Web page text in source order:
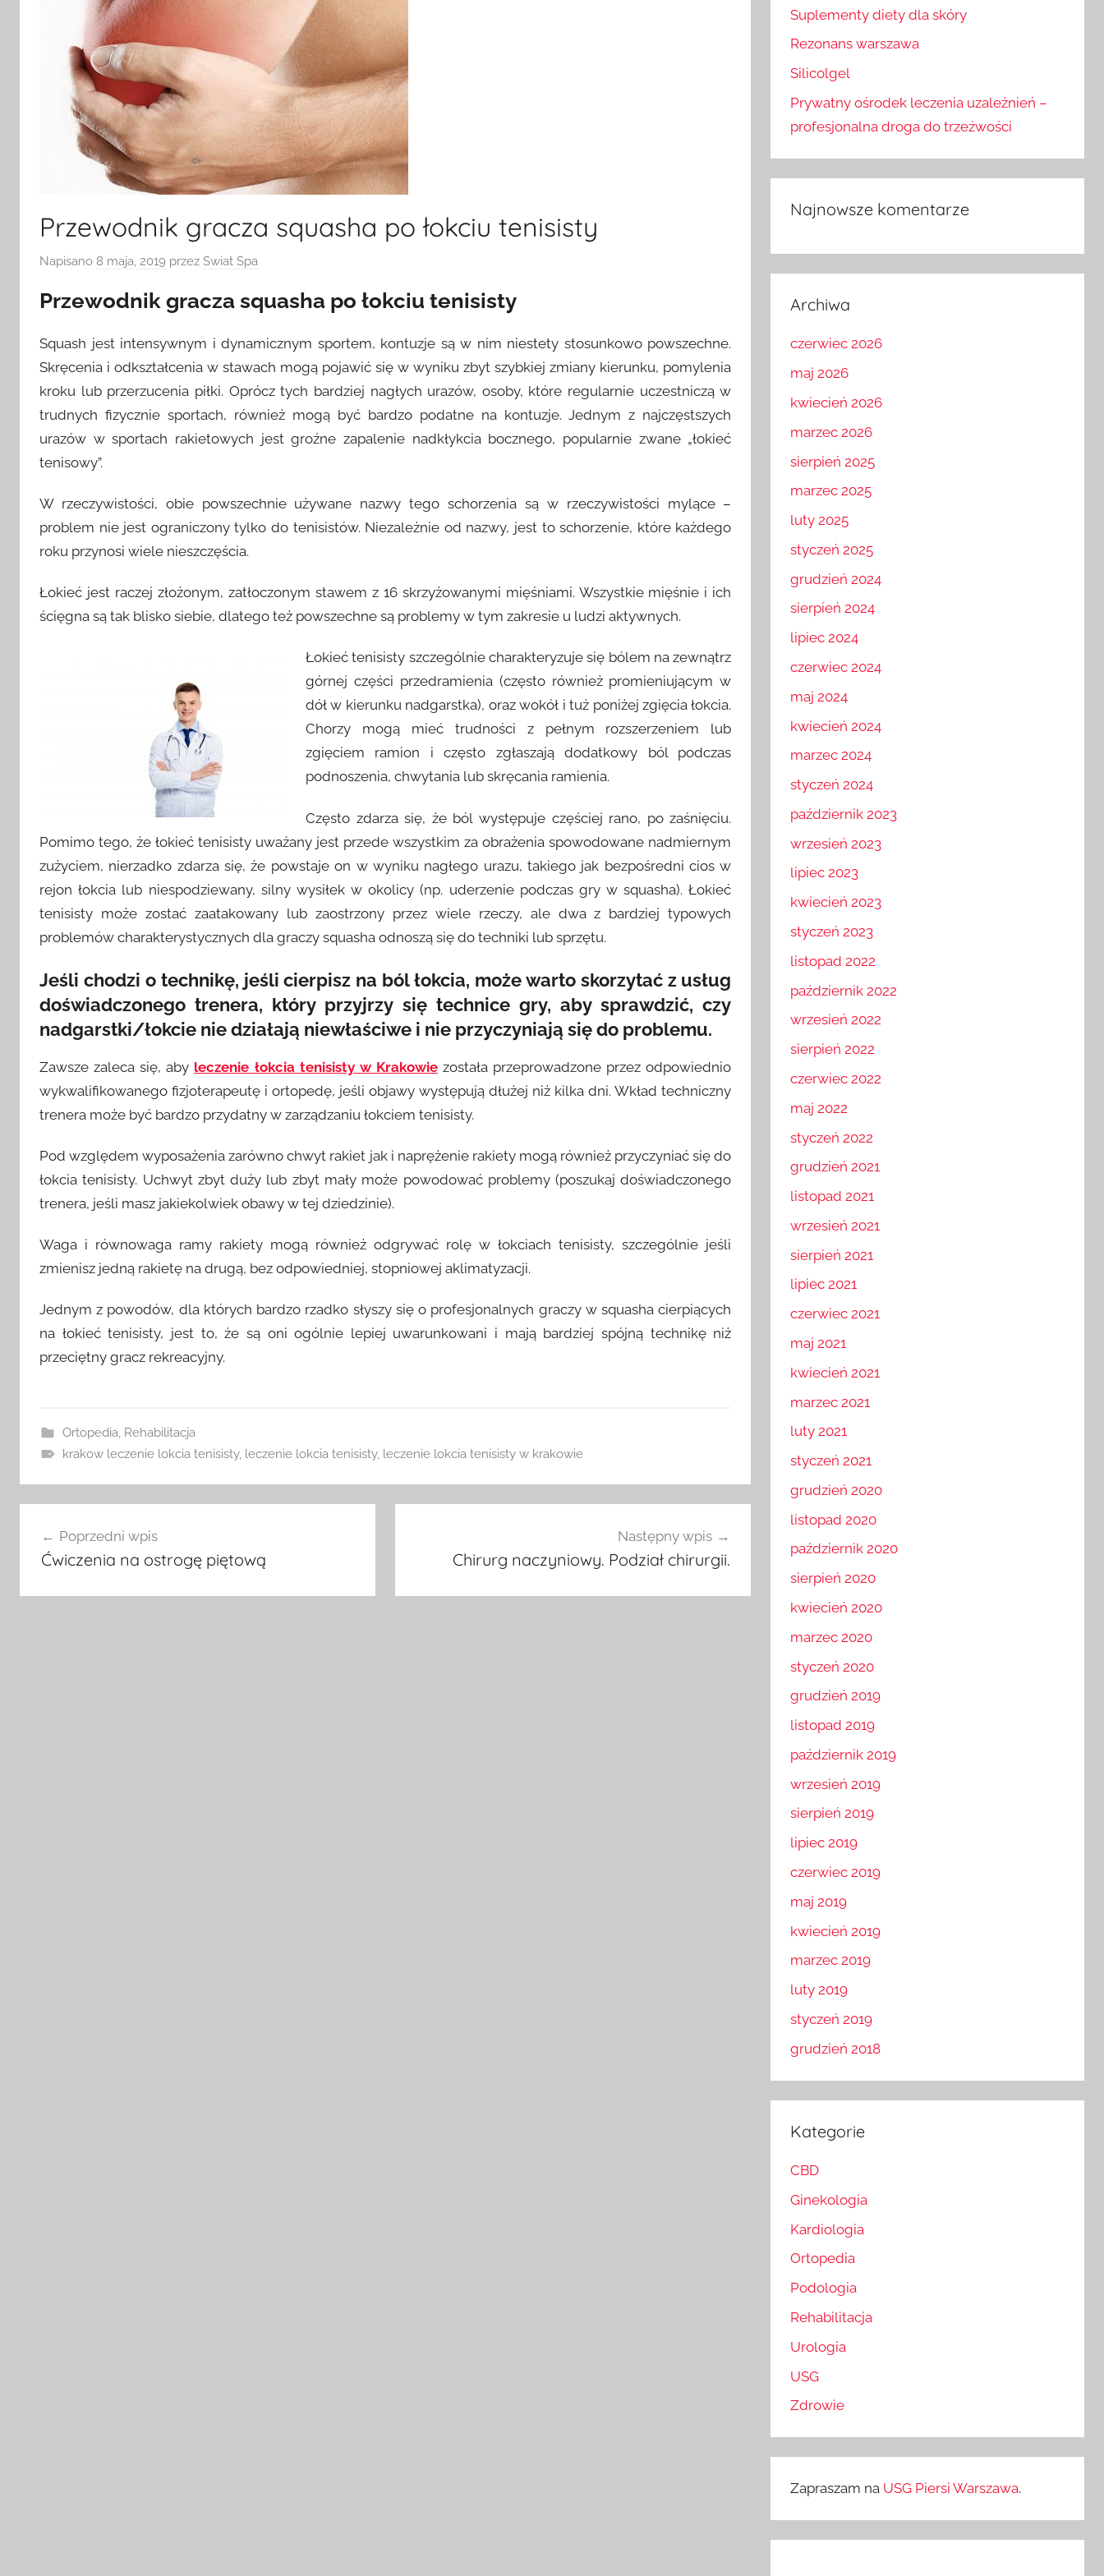
Przewodnik gracza squasha po łokciu tenisisty
Napisano 8 maja, 2019 przez Swiat Spa
Przewodnik gracza squasha po łokciu tenisisty
Squash jest intensywnym i dynamicznym sportem, kontuzje są w nim niestety stosunkowo powszechne.
Skręcenia i odkształcenia w stawach mogą pojawić się w wyniku zbyt szybkiej zmiany kierunku, pomylenia
kroku lub przerzucenia piłki. Oprócz tych bardziej nagłych urazów, osoby, które regularnie uczestniczą w
trudnych fizycznie sportach, również mogą być bardzo podatne na kontuzje. Jednym z najczęstszych
urazów w sportach rakietowych jest groźne zapalenie nadkłykcia bocznego, popularnie zwane „łokieć
tenisowy”.
W rzeczywistości, obie powszechnie używane nazwy tego schorzenia są w rzeczywistości mylące –
problem nie jest ograniczony tylko do tenisistów. Niezależnie od nazwy, jest to schorzenie, które każdego
roku przynosi wiele nieszczęścia.
Łokieć jest raczej złożonym, zatłoczonym stawem z 16 skrzyżowanymi mięśniami. Wszystkie mięśnie i ich
ścięgna są tak blisko siebie, dlatego też powszechne są problemy w tym zakresie u ludzi aktywnych.
Łokieć tenisisty szczególnie charakteryzuje się bólem na zewnątrz
górnej części przedramienia (często również promieniującym w
dół w kierunku nadgarstka), oraz wokół i tuż poniżej zgięcia łokcia.
Chorzy mogą mieć trudności z pełnym rozszerzeniem lub
zgięciem ramion i często zgłaszają dodatkowy ból podczas
podnoszenia, chwytania lub skręcania ramienia.
Często zdarza się, że ból występuje częściej rano, po zaśnięciu.
Pomimo tego, że łokieć tenisisty uważany jest przede wszystkim za obrażenia spowodowane nadmiernym
zużyciem, nierzadko zdarza się, że powstaje on w wyniku nagłego urazu, takiego jak bezpośredni cios w
rejon łokcia lub niespodziewany, silny wysiłek w okolicy (np. uderzenie podczas gry w squasha). Łokieć
tenisisty może zostać zaatakowany lub zaostrzony przez wiele rzeczy, ale dwa z bardziej typowych
problemów charakterystycznych dla graczy squasha odnoszą się do techniki lub sprzętu.
Jeśli chodzi o technikę, jeśli cierpisz na ból łokcia, może warto skorzytać z usług
doświadczonego trenera, który przyjrzy się technice gry, aby sprawdzić, czy
nadgarstki/łokcie nie działają niewłaściwe i nie przyczyniają się do problemu.
Zawsze zaleca się, aby leczenie łokcia tenisisty w Krakowiezostała przeprowadzone przez odpowiednio
wykwalifikowanego fizjoterapeutę i ortopedę, jeśli objawy występują dłużej niż kilka dni. Wkład techniczny
trenera może być bardzo przydatny w zarządzaniu łokciem tenisisty.
Pod względem wyposażenia zarówno chwyt rakiet jak i naprężenie rakiety mogą również przyczyniać się do
łokcia tenisisty. Uchwyt zbyt duży lub zbyt mały może powodować problemy (poszukaj doświadczonego
trenera, jeśli masz jakiekolwiek obawy w tej dziedzinie).
Waga i równowaga ramy rakiety mogą również odgrywać rolę w łokciach tenisisty, szczególnie jeśli
zmienisz jedną rakietę na drugą, bez odpowiedniej, stopniowej aklimatyzacji.
Jednym z powodów, dla których bardzo rzadko słyszy się o profesjonalnych graczy w squasha cierpiących
na łokieć tenisisty, jest to, że są oni ogólnie lepiej uwarunkowani i mają bardziej spójną technikę niż
przeciętny gracz rekreacyjny.
Ortopedia Rehabilitacja
krakow leczenie lokcia tenisisty, leczenie lokcia tenisisty, leczenie lokcia tenisisty w krakowie
wpisuPoprzedni wpis
Ćwiczenia na ostrogę piętową
Następny wpis
Chirurg naczyniowy. Podział chirurgii.
Suplementy diety dla skóry
Rezonans warszawa
Silicolgel
Prywatny ośrodek leczenia uzależnień –
profesjonalna droga do trzeźwości
Najnowsze komentarze
Archiwa
czerwiec 2026
maj 2026
kwiecień 2026
marzec 2026
sierpień 2025
marzec 2025
luty 2025
styczeń 2025
grudzień 2024
sierpień 2024
lipiec 2024
czerwiec 2024
maj 2024
kwiecień 2024
marzec 2024
styczeń 2024
październik 2023
wrzesień 2023
lipiec 2023
kwiecień 2023
styczeń 2023
listopad 2022
październik 2022
wrzesień 2022
sierpień 2022
czerwiec 2022
maj 2022
styczeń 2022
grudzień 2021
listopad 2021
wrzesień 2021
sierpień 2021
lipiec 2021
czerwiec 2021
maj 2021
kwiecień 2021
marzec 2021
luty 2021
styczeń 2021
grudzień 2020
listopad 2020
październik 2020
sierpień 2020
kwiecień 2020
marzec 2020
styczeń 2020
grudzień 2019
listopad 2019
październik 2019
wrzesień 2019
sierpień 2019
lipiec 2019
czerwiec 2019
maj 2019
kwiecień 2019
marzec 2019
luty 2019
styczeń 2019
grudzień 2018
Kategorie
CBD
Ginekologia
Kardiologia
Ortopedia
Podologia
Rehabilitacja
Urologia
USG
Zdrowie
Zapraszam na USG Piersi Warszawa.